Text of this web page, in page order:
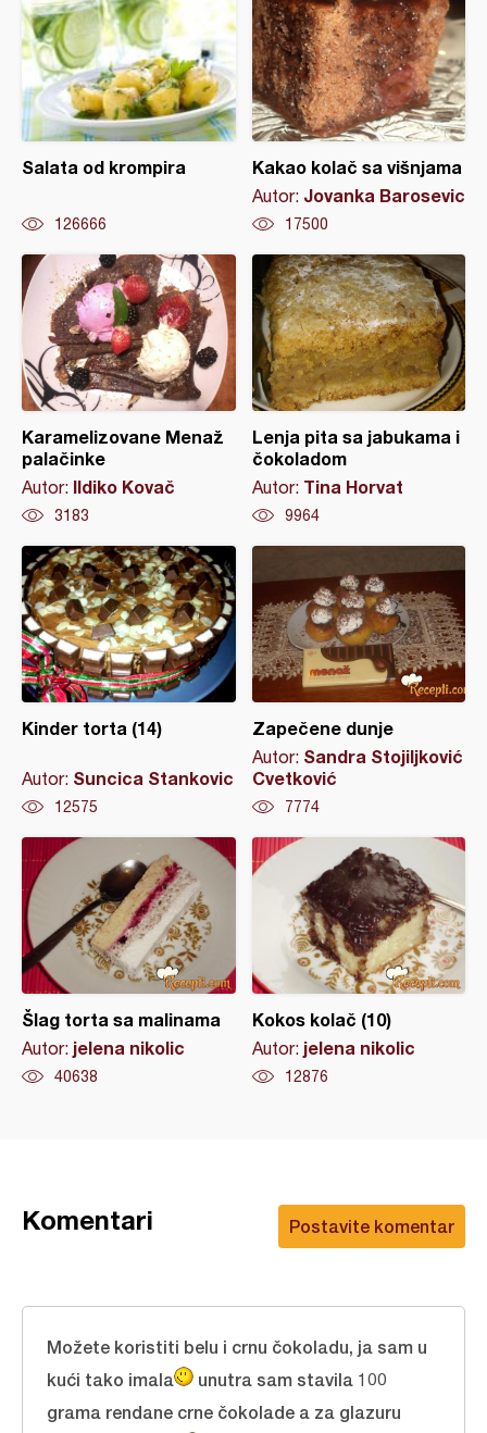
Salata od krompira
126666
Kakao kolač sa višnjama
Autor: Jovanka Barosevic
17500
Karamelizovane Menaž
palačinke
Autor: Ildiko Kovač
3183
Lenja pita sa jabukama i
čokoladom
Autor: Tina Horvat
9964
Kinder torta (14)
Autor: Suncica Stankovic
12575
Zapečene dunje
Autor: Sandra Stojiljković
Cvetković
7774
Šlag torta sa malinama
Autor: jelena nikolic
40638
Kokos kolač (10)
Autor: jelena nikolic
12876
Postavite komentar
Komentari
Možete koristiti belu i crnu čokoladu, ja sam u
kući tako imala
unutra sam stavila 100
grama rendane crne čokolade a za glazuru